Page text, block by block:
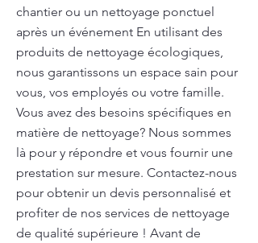
chantier ou un nettoyage ponctuel
après un événement En utilisant des
produits de nettoyage écologiques,
nous garantissons un espace sain pour
vous, vos employés ou votre famille.
Vous avez des besoins spécifiques en
matière de nettoyage? Nous sommes
là pour y répondre et vous fournir une
prestation sur mesure. Contactez-nous
pour obtenir un devis personnalisé et
profiter de nos services de nettoyage
de qualité supérieure ! Avant de